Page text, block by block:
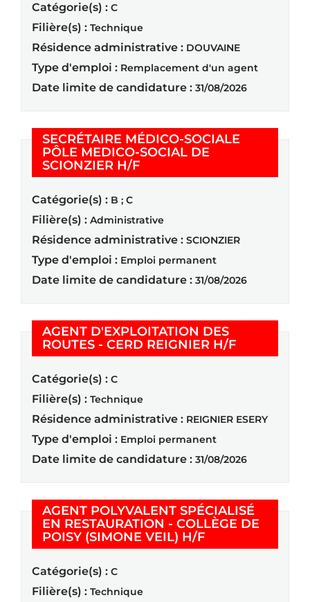
Catégorie(s) : C
Filière(s) : Technique
Résidence administrative : DOUVAINE
Type d'emploi : Remplacement d'un agent
Date limite de candidature : 31/08/2026
SECRÉTAIRE MÉDICO-SOCIALE
PÔLE MEDICO-SOCIAL DE
SCIONZIER H/F(Nouvelle fenêtre)
Catégorie(s) : B ; C
Filière(s) : Administrative
Résidence administrative : SCIONZIER
Type d'emploi : Emploi permanent
Date limite de candidature : 31/08/2026
AGENT D'EXPLOITATION DES
ROUTES - CERD REIGNIER H/F(Nouvelle
Catégorie(s) : C
Filière(s) : Technique
Résidence administrative : REIGNIER ESERY
Type d'emploi : Emploi permanent
Date limite de candidature : 31/08/2026
AGENT POLYVALENT SPÉCIALISÉ
EN RESTAURATION - COLLÈGE DE
POISY (SIMONE VEIL) H/F(Nouvelle
Catégorie(s) : C
Filière(s) : Technique